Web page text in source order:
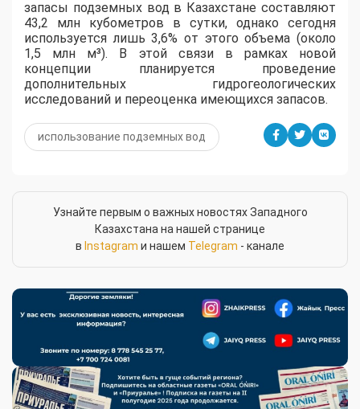
запасы подземных вод в Казахстане составляют
43,2 млн кубометров в сутки, однако сегодня
используется лишь 3,6% от этого объема (около
1,5 млн м³). В этой связи в рамках новой
концепции планируется проведение
дополнительных гидрогеологических
исследований и переоценка имеющихся запасов.
использование подземных вод
Узнайте первым о важных новостях Западного
Казахстана на нашей странице
в Instagram и нашем Telegram - канале